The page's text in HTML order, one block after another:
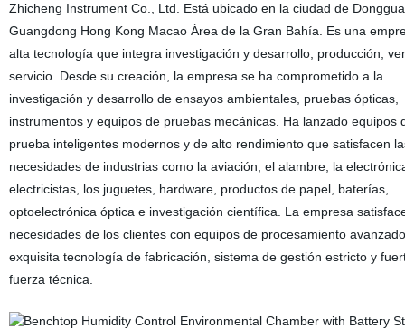
Zhicheng Instrument Co., Ltd. Está ubicado en la ciudad de
Guangdong Hong Kong Macao Área de la Gran Bahía. Es una
alta tecnología que integra investigación y desarrollo, producción,
servicio. Desde su creación, la empresa se ha comprometido a la
investigación y desarrollo de ensayos ambientales, pruebas ópticas,
instrumentos y equipos de pruebas mecánicas. Ha lanzado equipos
prueba inteligentes modernos y de alto rendimiento que satisfacen
necesidades de industrias como la aviación, el alambre, la
electricistas, los juguetes, hardware, productos de papel, baterías,
optoelectrónica óptica e investigación científica. La empresa
necesidades de los clientes con equipos de procesamiento
exquisita tecnología de fabricación, sistema de gestión estricto y
fuerza técnica.